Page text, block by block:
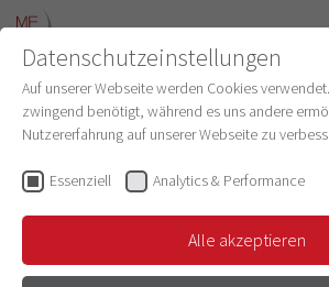
PROMOTION ZUM DR. SC. HUM.
TERMINE &
Datenschutzeinstellungen
Auf unserer Webseite werden Cookies
zwingend benötigt, während es uns andere
Nutzererfahrung auf unserer Webseite zu
Essenziell Analytics & Performance
Alle akzeptieren